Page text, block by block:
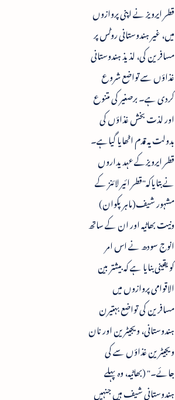
قطر ایرویز نے اپنی پروازوں
میں، غیر ہندوستانی روٹس پر
مسافرین کی، لذیذ ہندوستانی
غذاؤں سے تواضع شروع
کردی ہے۔ برصغیر کی متنوع
اور لذت بخش غذاؤں کی
بدولت یہ قدم اٹھایا گیاہے۔
قطر ایرویزکے عہدیداروں
نے بتایاکہ"قطر ائیر لائنز کے
مشہور شیف(ماہر پکوان)
ونیت بھاٹیہ اور ان کے ساتھ
انوج سودھ نے اس امر
کویقینی بنایا ہے کہ بیشتر بین
الاقوامی پروازوں میں
مسافرین کی تواضع بہتیرن
ہندوستانی، ویجیٹرین اور نان
ویجیٹرین غذاؤں سے کی
جائے۔" (بھاٹیہ، وہ پہلے
ہندوستانی شیف ہیں جنہیں